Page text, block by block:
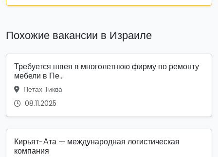
Похожие вакансии в Израиле
Требуется швея в многолетнюю фирму по ремонту
мебели в Пе...
Петах Тиква
08.11.2025
Кирьят-Ата — международная логистическая
компания